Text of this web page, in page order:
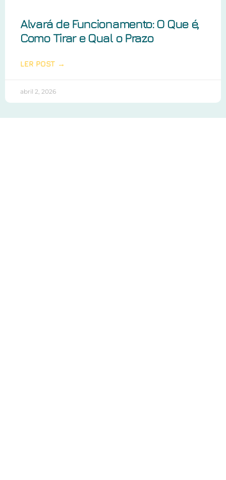
Alvará de Funcionamento: O Que é,
Como Tirar e Qual o Prazo
LER POST →
abril 2, 2026